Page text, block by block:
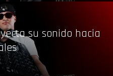
su sonido hacia